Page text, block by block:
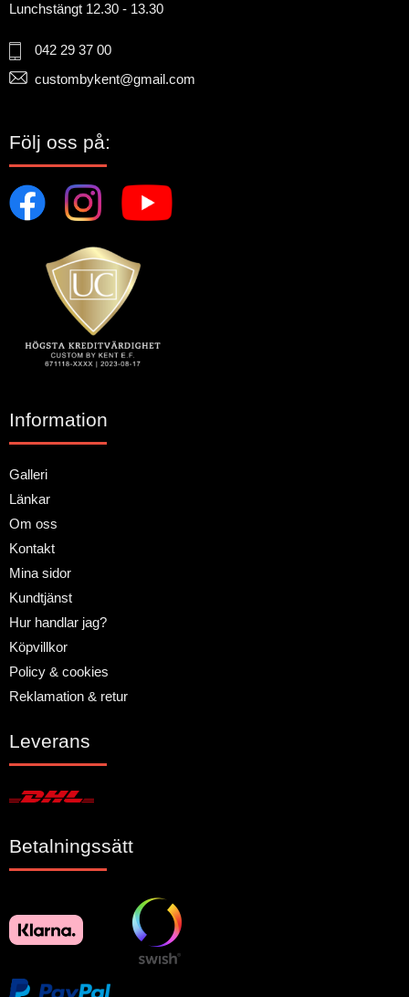
Lunchstängt 12.30 - 13.30
042 29 37 00
custombykent@gmail.com
Följ oss på:
Information
Galleri
Länkar
Om oss
Kontakt
Mina sidor
Kundtjänst
Hur handlar jag?
Köpvillkor
Policy & cookies
Reklamation & retur
Leverans
Betalningssätt